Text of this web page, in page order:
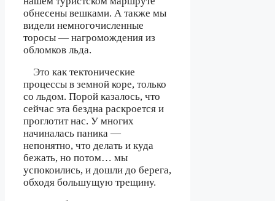
обнесены вешками. А также мы
видели немногочисленные
торосы — нагромождения из
обломков льда.
Это как тектонические
процессы в земной коре, только
со льдом. Порой казалось, что
сейчас эта бездна раскроется и
проглотит нас. У многих
начиналась паника —
непонятно, что делать и куда
бежать, но потом… мы
успокоились, и дошли до берега,
обходя большущую трещину.